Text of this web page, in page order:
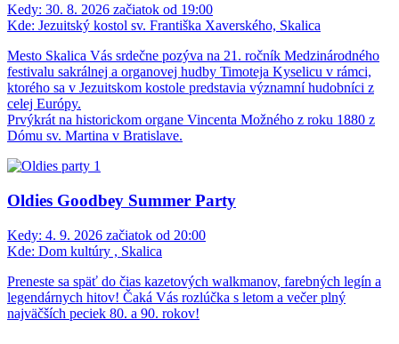
Kedy: 30. 8. 2026 začiatok od 19:00
Kde: Jezuitský kostol sv. Františka Xaverského, Skalica
Mesto Skalica Vás srdečne pozýva na 21. ročník Medzinárodného
festivalu sakrálnej a organovej hudby Timoteja Kyselicu v rámci,
ktorého sa v Jezuitskom kostole predstavia významní hudobníci z
celej Európy.
Prvýkrát na historickom organe Vincenta Možného z roku 1880 z
Dómu sv. Martina v Bratislave.
Oldies Goodbey Summer Party
Kedy: 4. 9. 2026 začiatok od 20:00
Kde: Dom kultúry , Skalica
Preneste sa späť do čias kazetových walkmanov, farebných legín a
legendárnych hitov! Čaká Vás rozlúčka s letom a večer plný
najväčších peciek 80. a 90. rokov!